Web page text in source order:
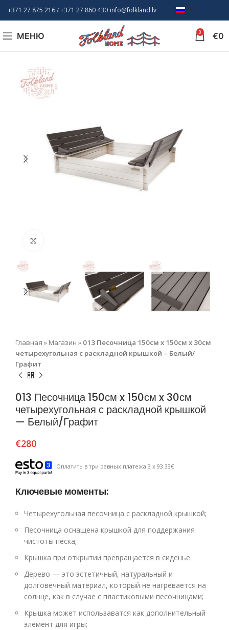
+371 27 875 216/ +371 27 860 430 info@folkland.lv RU
МЕНЮ 0 €0
Главная » Магазин » 013 Песочница 150см x 150см x 30см
четырехугольная с раскладной крышкой – Белый/
Графит
013 Песочница 150см x 150см x 30см
четырехугольная с раскладной крышкой
— Белый/Графит
€280
Оплатить в три равных платежа 3 x 93.33€
Ключевые моменты:
Четырехугольная песочница с раскладной крышкой;
Песочница оснащена крышкой для поддержания
чистоты песка;
Крышка при открытии превращается в сиденье.
Дерево — это эстетичный, натуральный и
долговечный материал, который не нагревается на
солнце, как в случае с пластиковыми песочницами;
Крышка может использаватся как дополнительный
элемент для игры;